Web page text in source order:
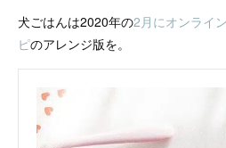
犬ごはんは2020年の2月にオンライ
ピのアレンジ版を。